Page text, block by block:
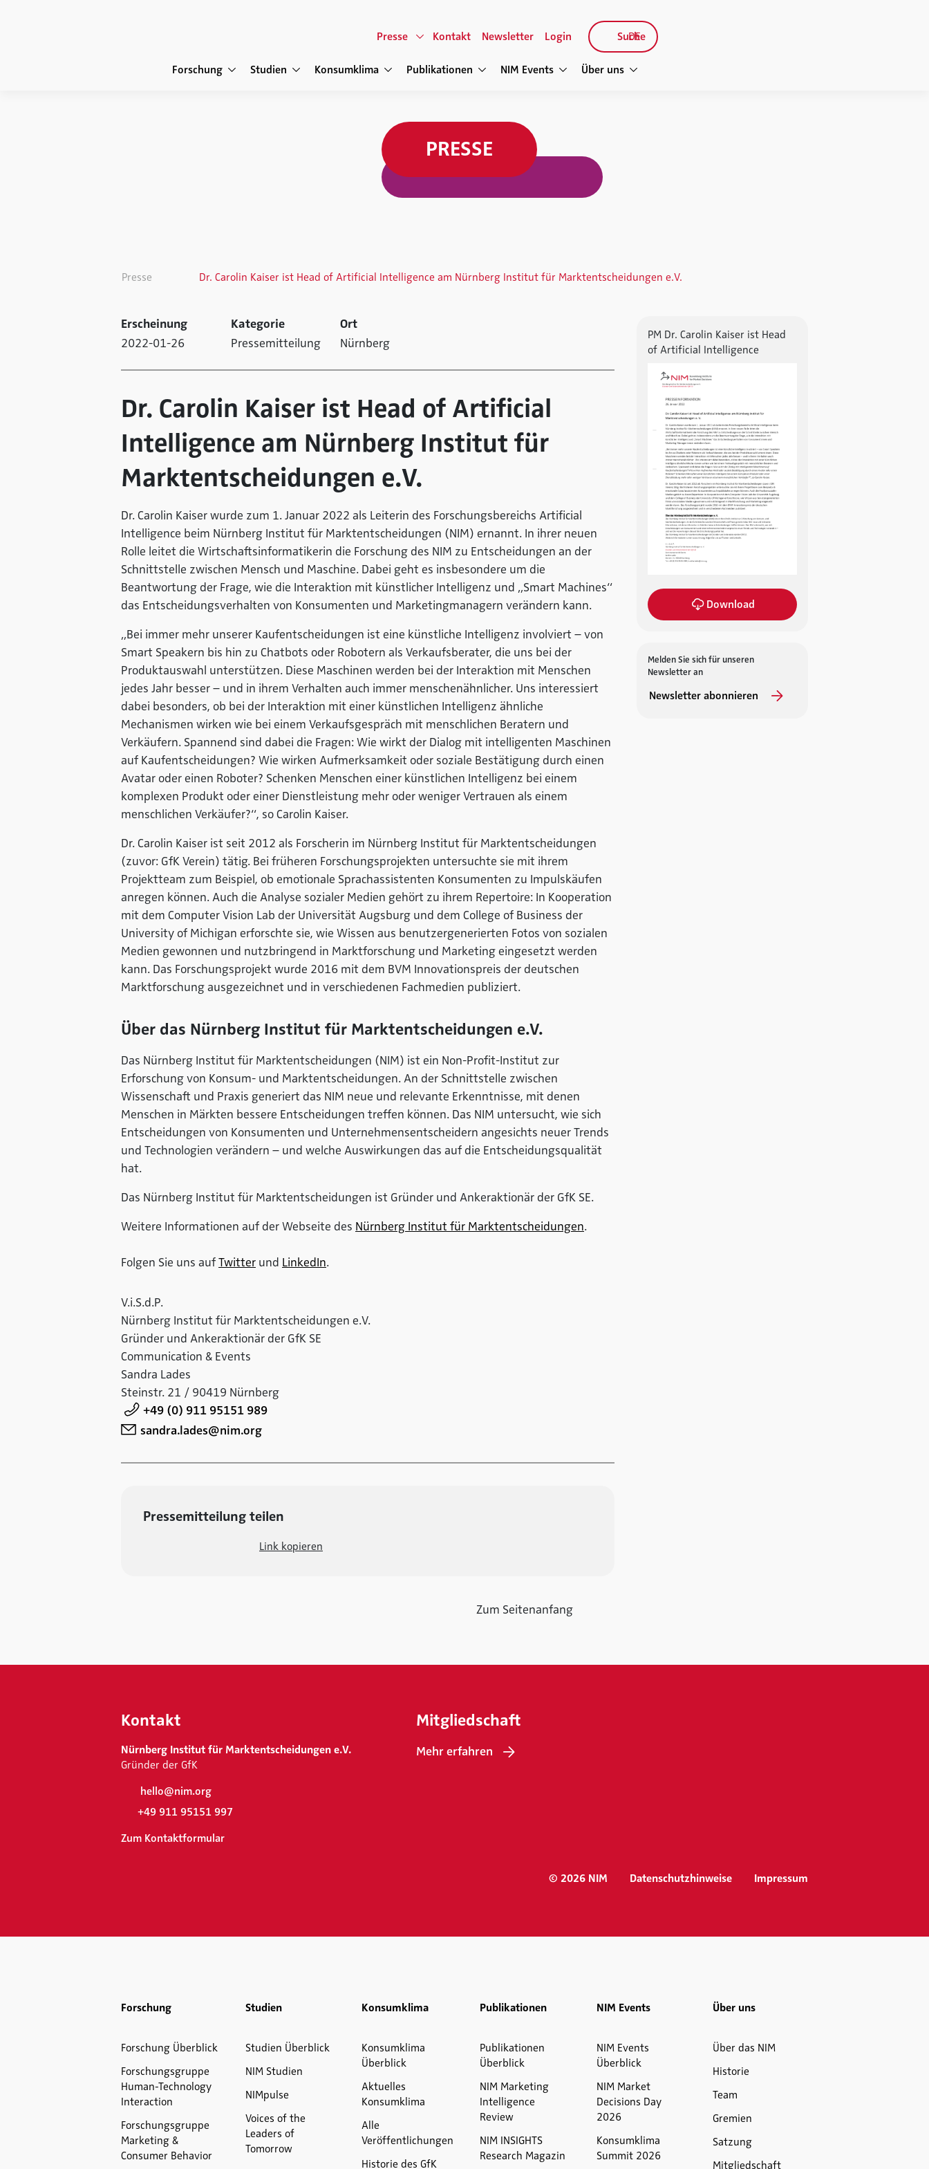
Forschung Studien Konsumklima Publikationen NIM Events Über uns
Presse Kontakt Newsletter Login Suche
DE
PRESSE
Presse Dr. Carolin Kaiser ist Head of Artificial Intelligence am Nürnberg Institut für Marktentscheidungen e.V.
PM Dr. Carolin Kaiser ist Head
of Artificial Intelligence
Download
Melden Sie sich für unseren
Newsletter an
Newsletter abonnieren
Erscheinung
2022-01-26
Kategorie
Pressemitteilung
Ort
Nürnberg
Dr. Carolin Kaiser ist Head of Artificial
Intelligence am Nürnberg Institut für
Marktentscheidungen e.V.
Dr. Carolin Kaiser wurde zum 1. Januar 2022 als Leiterin des Forschungsbereichs Artificial
Intelligence beim Nürnberg Institut für Marktentscheidungen (NIM) ernannt. In ihrer neuen
Rolle leitet die Wirtschaftsinformatikerin die Forschung des NIM zu Entscheidungen an der
Schnittstelle zwischen Mensch und Maschine. Dabei geht es insbesondere um die
Beantwortung der Frage, wie die Interaktion mit künstlicher Intelligenz und „Smart Machines“
das Entscheidungsverhalten von Konsumenten und Marketingmanagern verändern kann.
„Bei immer mehr unserer Kaufentscheidungen ist eine künstliche Intelligenz involviert – von
Smart Speakern bis hin zu Chatbots oder Robotern als Verkaufsberater, die uns bei der
Produktauswahl unterstützen. Diese Maschinen werden bei der Interaktion mit Menschen
jedes Jahr besser – und in ihrem Verhalten auch immer menschenähnlicher. Uns interessiert
dabei besonders, ob bei der Interaktion mit einer künstlichen Intelligenz ähnliche
Mechanismen wirken wie bei einem Verkaufsgespräch mit menschlichen Beratern und
Verkäufern. Spannend sind dabei die Fragen: Wie wirkt der Dialog mit intelligenten Maschinen
auf Kaufentscheidungen? Wie wirken Aufmerksamkeit oder soziale Bestätigung durch einen
Avatar oder einen Roboter? Schenken Menschen einer künstlichen Intelligenz bei einem
komplexen Produkt oder einer Dienstleistung mehr oder weniger Vertrauen als einem
menschlichen Verkäufer?“, so Carolin Kaiser.
Dr. Carolin Kaiser ist seit 2012 als Forscherin im Nürnberg Institut für Marktentscheidungen
(zuvor: GfK Verein) tätig. Bei früheren Forschungsprojekten untersuchte sie mit ihrem
Projektteam zum Beispiel, ob emotionale Sprachassistenten Konsumenten zu Impulskäufen
anregen können. Auch die Analyse sozialer Medien gehört zu ihrem Repertoire: In Kooperation
mit dem Computer Vision Lab der Universität Augsburg und dem College of Business der
University of Michigan erforschte sie, wie Wissen aus benutzergenerierten Fotos von sozialen
Medien gewonnen und nutzbringend in Marktforschung und Marketing eingesetzt werden
kann. Das Forschungsprojekt wurde 2016 mit dem BVM Innovationspreis der deutschen
Marktforschung ausgezeichnet und in verschiedenen Fachmedien publiziert.
Über das Nürnberg Institut für Marktentscheidungen e.V.
Das Nürnberg Institut für Marktentscheidungen (NIM) ist ein Non-Profit-Institut zur
Erforschung von Konsum- und Marktentscheidungen. An der Schnittstelle zwischen
Wissenschaft und Praxis generiert das NIM neue und relevante Erkenntnisse, mit denen
Menschen in Märkten bessere Entscheidungen treffen können. Das NIM untersucht, wie sich
Entscheidungen von Konsumenten und Unternehmensentscheidern angesichts neuer Trends
und Technologien verändern – und welche Auswirkungen das auf die Entscheidungsqualität
hat.
Das Nürnberg Institut für Marktentscheidungen ist Gründer und Ankeraktionär der GfK SE.
Weitere Informationen auf der Webseite des Nürnberg Institut für Marktentscheidungen.
Folgen Sie uns aufTwitter und LinkedIn.
V.i.S.d.P.
Nürnberg Institut für Marktentscheidungen e.V.
Gründer und Ankeraktionär der GfK SE
Communication & Events
Sandra Lades
Steinstr. 21 / 90419 Nürnberg
+49 (0) 911 95151 989
sandra.lades@nim.org
Pressemitteilung teilen
Link kopieren
Zum Seitenanfang
Kontakt
Nürnberg Institut für Marktentscheidungen e.V.
Gründer der GfK
hello@nim.org
+49 911 95151 997
Zum Kontaktformular
Mitgliedschaft
Mehr erfahren
© 2026 NIM Datenschutzhinweise Impressum
Forschung
Forschung Überblick
Forschungsgruppe
Human-Technology
Interaction
Forschungsgruppe
Marketing &
Consumer Behavior
Studien
Studien Überblick
NIM Studien
NIMpulse
Voices of the
Leaders of
Tomorrow
Konsumklima
Konsumklima
Überblick
Aktuelles
Konsumklima
Alle
Veröffentlichungen
Historie des GfK
Publikationen
Publikationen
Überblick
NIM Marketing
Intelligence
Review
NIM INSIGHTS
Research Magazin
NIM Events
NIM Events
Überblick
NIM Market
Decisions Day
2026
Konsumklima
Summit 2026
Über uns
Über das NIM
Historie
Team
Gremien
Satzung
Mitgliedschaft